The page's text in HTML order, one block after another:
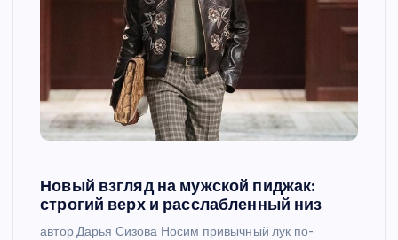
Новый взгляд на мужской пиджак:
строгий верх и расслабленный низ
автор Дарья Сизова Носим привычный лук по-